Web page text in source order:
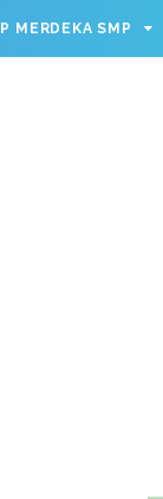
});
MERDEKA SMP